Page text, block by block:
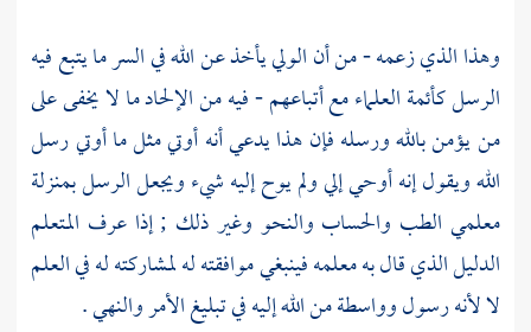
وهذا الذي زعمه - من أن الولي يأخذ عن الله في السر ما يتبع فيه
الرسل كأئمة العلماء مع أتباعهم - فيه من الإلحاد ما لا يخفى على
من يؤمن بالله ورسله فإن هذا يدعي أنه أوتي مثل ما أوتي رسل
الله ويقول إنه أوحي إلي ولم يوح إليه شيء ويجعل الرسل بمنزلة
معلمي الطب والحساب والنحو وغير ذلك ; إذا عرف المتعلم
الدليل الذي قال به معلمه فينبغي موافقته له لمشاركته له في العلم
لا لأنه رسول وواسطة من الله إليه في تبليغ الأمر والنهي .